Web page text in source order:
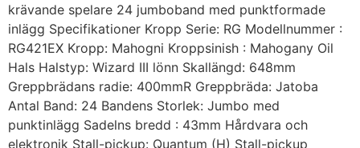
krävande spelare 24 jumboband med punktformade
inlägg Specifikationer Kropp Serie: RG Modellnummer :
RG421EX Kropp: Mahogni Kroppsinish : Mahogany Oil
Hals Halstyp: Wizard III lönn Skallängd: 648mm
Greppbrädans radie: 400mmR Greppbräda: Jatoba
Antal Band: 24 Bandens Storlek: Jumbo med
punktinlägg Sadelns bredd : 43mm Hårdvara och
elektronik Stall-pickup: Quantum (H) Stall-pickup